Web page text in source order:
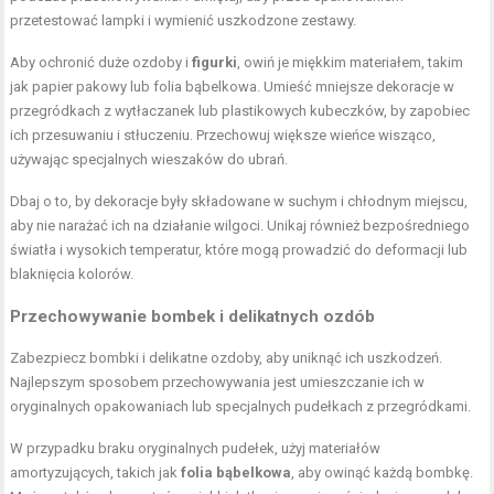
przetestować lampki i wymienić uszkodzone zestawy.
Aby ochronić duże ozdoby ifigurki, owiń je miękkim materiałem, takim
jak papier pakowy lub folia bąbelkowa. Umieść mniejsze dekoracje w
przegródkach z wytłaczanek lub plastikowych kubeczków, by zapobiec
ich przesuwaniu i stłuczeniu. Przechowuj większe wieńce wisząco,
używając specjalnych wieszaków do ubrań.
Dbaj o to, by dekoracje były składowane w suchym i chłodnym miejscu,
aby nie narażać ich na działanie wilgoci. Unikaj również bezpośredniego
światła i wysokich temperatur, które mogą prowadzić do deformacji lub
blaknięcia kolorów.
Przechowywanie bombek i delikatnych ozdób
Zabezpiecz bombki i delikatne ozdoby, aby uniknąć ich uszkodzeń.
Najlepszym sposobem przechowywania jest umieszczanie ich w
oryginalnych opakowaniach lub specjalnych pudełkach z przegródkami.
W przypadku braku oryginalnych pudełek, użyj materiałów
amortyzujących, takich jakfolia bąbelkowa, aby owinąć każdą bombkę.